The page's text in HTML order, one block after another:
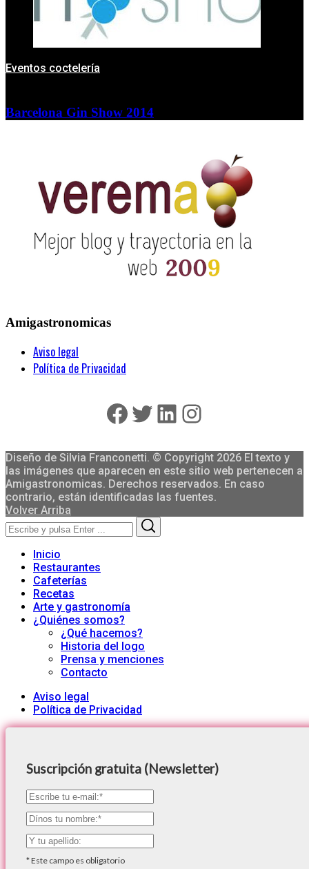
Eventos coctelería
Barcelona Gin Show 2014
Amigastronomicas
Aviso legal
Política de Privacidad
Facebook
Twitter
LinkedIn
Instagram
Diseño de Silvia Franconetti. © Copyright 2026 El texto y
las imágenes que aparecen en este sitio web pertenecen a
Amigastronomicas. Derechos reservados. En caso
contrario, están identificadas las fuentes.
Volver Arriba
Search
for:
Inicio
Restaurantes
Cafeterías
Recetas
Arte y gastronomía
¿Quiénes somos?
¿Qué hacemos?
Historia del logo
Prensa y menciones
Contacto
Aviso legal
Política de Privacidad
Suscripción gratuita (Newsletter)
*Este campo es obligatorio